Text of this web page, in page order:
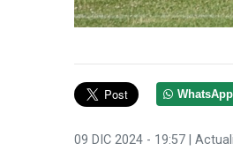
WhatsApp
09 DIC 2024 - 19:57 |